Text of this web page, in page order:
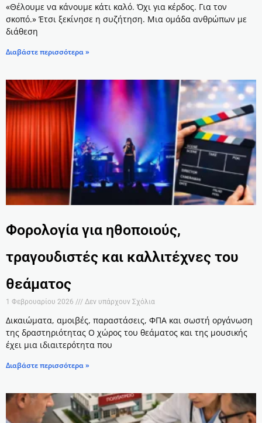
«Θέλουμε να κάνουμε κάτι καλό. Όχι για κέρδος. Για τον
σκοπό.» Έτσι ξεκίνησε η συζήτηση. Μια ομάδα ανθρώπων με
διάθεση
Διαβάστε περισσότερα »
Φορολογία για ηθοποιούς,
τραγουδιστές και καλλιτέχνες του
θεάματος
1 Φεβρουαρίου 2026 Δεν υπάρχουν Σχόλια
Δικαιώματα, αμοιβές, παραστάσεις, ΦΠΑ και σωστή οργάνωση
της δραστηριότητας Ο χώρος του θεάματος και της μουσικής
έχει μια ιδιαιτερότητα που
Διαβάστε περισσότερα »